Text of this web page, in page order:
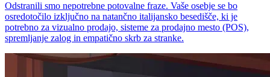
Odstranili smo nepotrebne potovalne fraze. Vaše osebje se bo
osredotočilo izključno na natančno italijansko besedišče, ki je
potrebno za vizualno prodajo, sisteme za prodajno mesto (POS),
spremljanje zalog in empatično skrb za stranke.